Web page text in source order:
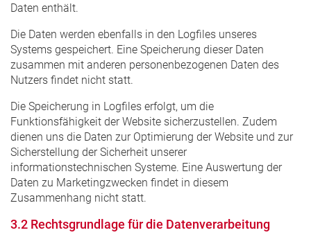
Daten enthält.
Die Daten werden ebenfalls in den Logfiles unseres
Systems gespeichert. Eine Speicherung dieser Daten
zusammen mit anderen personenbezogenen Daten des
Nutzers findet nicht statt.
Die Speicherung in Logfiles erfolgt, um die
Funktionsfähigkeit der Website sicherzustellen. Zudem
dienen uns die Daten zur Optimierung der Website und zur
Sicherstellung der Sicherheit unserer
informationstechnischen Systeme. Eine Auswertung der
Daten zu Marketingzwecken findet in diesem
Zusammenhang nicht statt.
3.2 Rechtsgrundlage für die Datenverarbeitung